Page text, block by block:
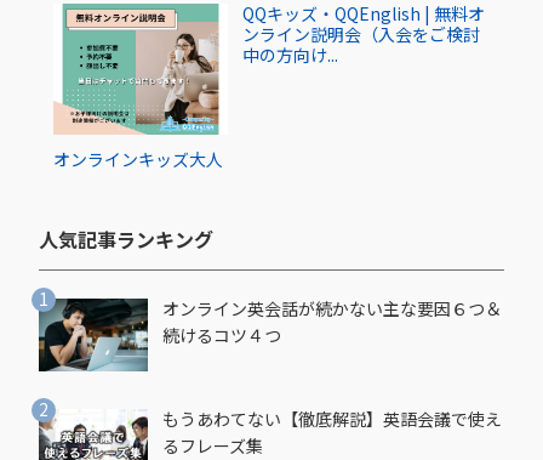
オンラインキッズ大人
QQキッズ・QQEnglish | 無料オ
ンライン説明会（入会をご検討
中の方向け...
人気記事ランキング​
オンライン英会話が続かない主な要因６つ＆
続けるコツ４つ
もうあわてない【徹底解説】英語会議で使え
るフレーズ集